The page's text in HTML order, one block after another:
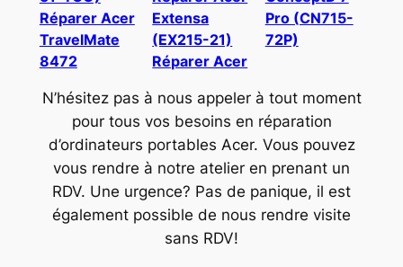
Réparer Acer
TravelMate
8472
Extensa
(EX215-21)
Réparer Acer
Pro (CN715-
72P)
N’hésitez pas à nous appeler à tout moment
pour tous vos besoins en réparation
d’ordinateurs portables Acer. Vous pouvez
vous rendre à notre atelier en prenant un
RDV. Une urgence? Pas de panique, il est
également possible de nous rendre visite
sans RDV!